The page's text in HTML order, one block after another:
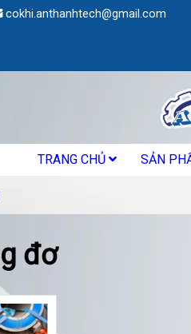
cokhi.anthanhtech@gmail.com
TRANG CHỦ SẢN
đơ